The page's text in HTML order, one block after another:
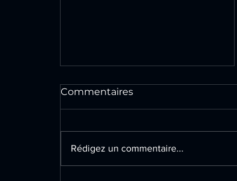
Commentaires
Rédigez un commentaire...